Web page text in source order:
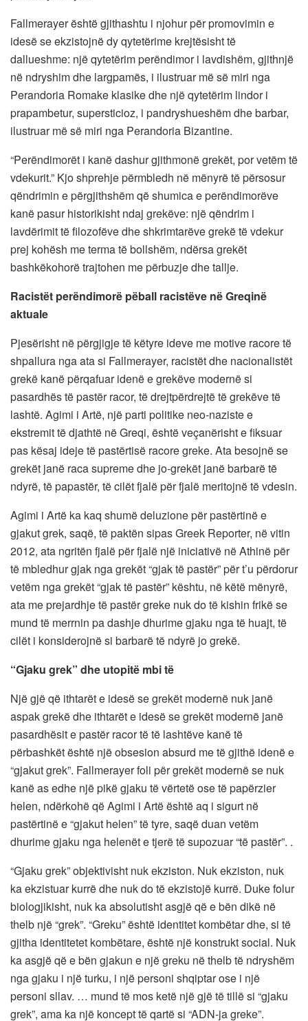
Fallmerayer është gjithashtu i njohur për promovimin e
idesë se ekzistojnë dy qytetërime krejtësisht të
dallueshme: një qytetërim perëndimor i lavdishëm, gjithnjë
në ndryshim dhe largpamës, i ilustruar më së miri nga
Perandoria Romake klasike dhe një qytetërim lindor i
prapambetur, supersticioz, i pandryshueshëm dhe barbar,
ilustruar më së miri nga Perandoria Bizantine.
“Perëndimorët i kanë dashur gjithmonë grekët, por vetëm të
vdekurit.” Kjo shprehje përmbledh në mënyrë të përsosur
qëndrimin e përgjithshëm që shumica e perëndimorëve
kanë pasur historikisht ndaj grekëve: një qëndrim i
lavdërimit të filozofëve dhe shkrimtarëve grekë të vdekur
prej kohësh me terma të bollshëm, ndërsa grekët
bashkëkohorë trajtohen me përbuzje dhe tallje.
Racistët perëndimorë pëball racistëve në Greqinë
aktuale
Pjesërisht në përgjigje të këtyre ideve me motive racore të
shpallura nga ata si Fallmerayer, racistët dhe nacionalistët
grekë kanë përqafuar idenë e grekëve modernë si
pasardhës të pastër racor, të drejtpërdrejtë të grekëve të
lashtë. Agimi i Artë, një parti politike neo-naziste e
ekstremit të djathtë në Greqi, është veçanërisht e fiksuar
pas kësaj ideje të pastërtisë racore greke. Ata besojnë se
grekët janë raca supreme dhe jo-grekët janë barbarë të
ndyrë, të papastër, të cilët fjalë për fjalë meritojnë të vdesin.
Agimi i Artë ka kaq shumë deluzione për pastërtinë e
gjakut grek, saqë, të paktën sipas Greek Reporter, në vitin
2012, ata ngritën fjalë për fjalë një iniciativë në Athinë për
të mbledhur gjak nga grekët “gjak të pastër” për t’u përdorur
vetëm nga grekët “gjak të pastër” kështu, në këtë mënyrë,
ata me prejardhje të pastër greke nuk do të kishin frikë se
mund të merrnin pa dashje dhurime gjaku nga të huajt, të
cilët i konsiderojnë si barbarë të ndyrë jo grekë.
“Gjaku grek” dhe utopitë mbi të
Një gjë që ithtarët e idesë se grekët modernë nuk janë
aspak grekë dhe ithtarët e idesë se grekët modernë janë
pasardhësit e pastër racor të të lashtëve kanë të
përbashkët është një obsesion absurd me të gjithë idenë e
“gjakut grek”. Fallmerayer foli për grekët modernë se nuk
kanë as edhe një pikë gjaku të vërtetë ose të papërzier
helen, ndërkohë që Agimi i Artë është aq i sigurt në
pastërtinë e “gjakut helen” të tyre, saqë duan vetëm
dhurime gjaku nga helenët e tjerë të supozuar “të pastër”. .
“Gjaku grek” objektivisht nuk ekziston. Nuk ekziston, nuk
ka ekzistuar kurrë dhe nuk do të ekzistojë kurrë. Duke folur
biologjikisht, nuk ka absolutisht asgjë që e bën dikë në
thelb një “grek”. “Greku” është identitet kombëtar dhe, si të
gjitha identitetet kombëtare, është një konstrukt social. Nuk
ka asgjë që e bën gjakun e një greku në thelb të ndryshëm
nga gjaku i një turku, i një personi shqiptar ose i një
personi sllav. … mund të mos ketë një gjë të tillë si “gjaku
grek”, ama ka një koncept të qartë si “ADN-ja greke”.